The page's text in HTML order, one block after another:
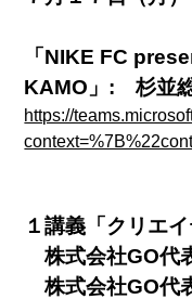
「NIKE FC
KAMO 」 : 杉並
https://
１講義「クリエイ
株式会社GO代
株式会社GO代